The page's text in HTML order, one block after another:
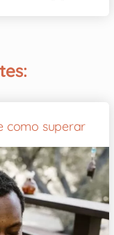
como superar